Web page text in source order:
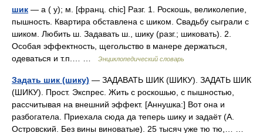
шик — а ( у); м. [франц. chic] Разг. 1. Роскошь, великолепие,
пышность. Квартира обставлена с шиком. Свадьбу сыграли с
шиком. Любить ш. Задавать ш., шику (разг.; шиковать). 2.
Особая эффектность, щегольство в манере держаться,
одеваться и т.п.… …
Энциклопедический словарь
Задать шик (шику) — ЗАДАВАТЬ ШИК (ШИКУ). ЗАДАТЬ ШИК
(ШИКУ). Прост. Экспрес. Жить с роскошью, с пышностью,
рассчитывая на внешний эффект. [Аннушка:] Вот она и
разбогатела. Приехала сюда да теперь шику и задаёт (А.
Островский. Без вины виноватые). 25 тысяч уже тю тю,… …